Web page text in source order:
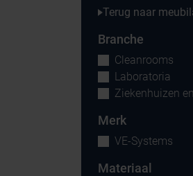
Terug naar
Branche
Cleanrooms
Laboratoria
Ziekenhuizen
Merk
VE-Systems
Materiaal